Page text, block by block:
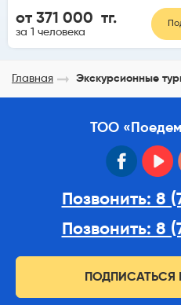
от 371 000 тг.
за 1 человека
Главная Экскурсионные
ТОО «Поедем
facebook
Позвонить: 8
Позвонить: 8